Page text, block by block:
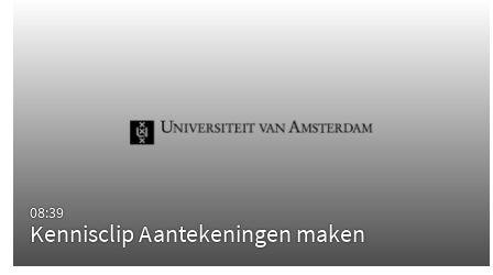
08:39
Kennisclip Aantekeningen maken